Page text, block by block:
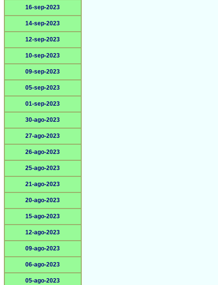
16-sep-2023
14-sep-2023
12-sep-2023
10-sep-2023
09-sep-2023
05-sep-2023
01-sep-2023
30-ago-2023
27-ago-2023
26-ago-2023
25-ago-2023
21-ago-2023
20-ago-2023
15-ago-2023
12-ago-2023
09-ago-2023
06-ago-2023
05-ago-2023